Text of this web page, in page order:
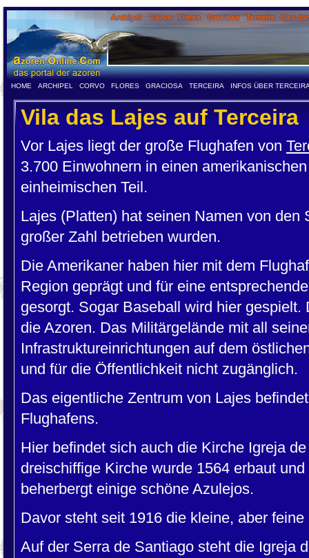
HOME ARCHIPEL CORVO FLORES GRACIOSA TERCEIRA INFOS ÜBER
Vila das Lajes auf Terceira
Vor Lajes liegt der große Flughafen von
3.700 Einwohnern in einen
einheimischen Teil.
Lajes (Platten) hat seinen Namen von den
großer Zahl betrieben wurden.
Die Amerikaner haben hier mit dem
Region geprägt und für eine
gesorgt. Sogar Baseball wird hier
die Azoren. Das Militärgelände mit all
Infrastruktureinrichtungen auf dem
und für die Öffentlichkeit nicht zugänglich.
Das eigentliche Zentrum von Lajes
Flughafens.
Hier befindet sich auch die Kirche Igreja
dreischiffige Kirche wurde 1564 erbaut
beherbergt einige schöne Azulejos.
Davor steht seit 1916 die kleine, aber
Auf der Serra de Santiago steht die Igreja